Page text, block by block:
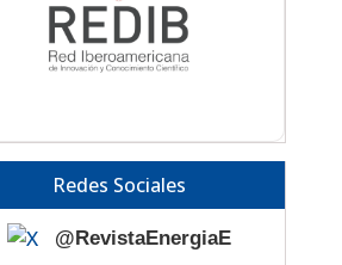
Redes Sociales
@RevistaEnergiaE